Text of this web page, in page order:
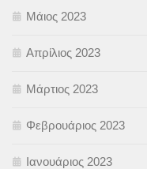
Μάιος 2023
Απρίλιος 2023
Μάρτιος 2023
Φεβρουάριος 2023
Ιανουάριος 2023